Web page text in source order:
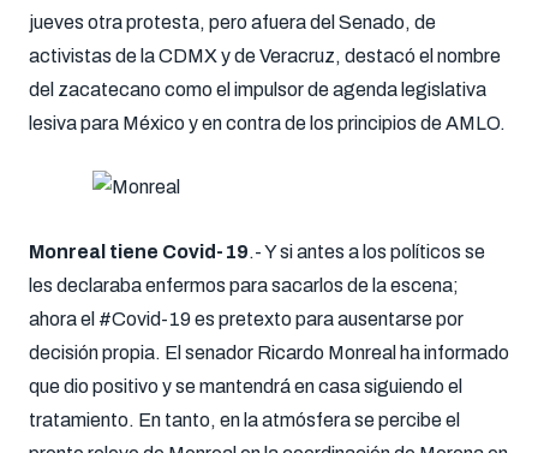
jueves otra protesta, pero afuera del Senado, de
activistas de la CDMX y de Veracruz, destacó el nombre
del zacatecano como el impulsor de agenda legislativa
lesiva para México y en contra de los principios de AMLO.
Monreal tiene Covid-19.- Y si antes a los políticos se
les declaraba enfermos para sacarlos de la escena;
ahora el #Covid-19 es pretexto para ausentarse por
decisión propia. El senador Ricardo Monreal ha informado
que dio positivo y se mantendrá en casa siguiendo el
tratamiento. En tanto, en la atmósfera se percibe el